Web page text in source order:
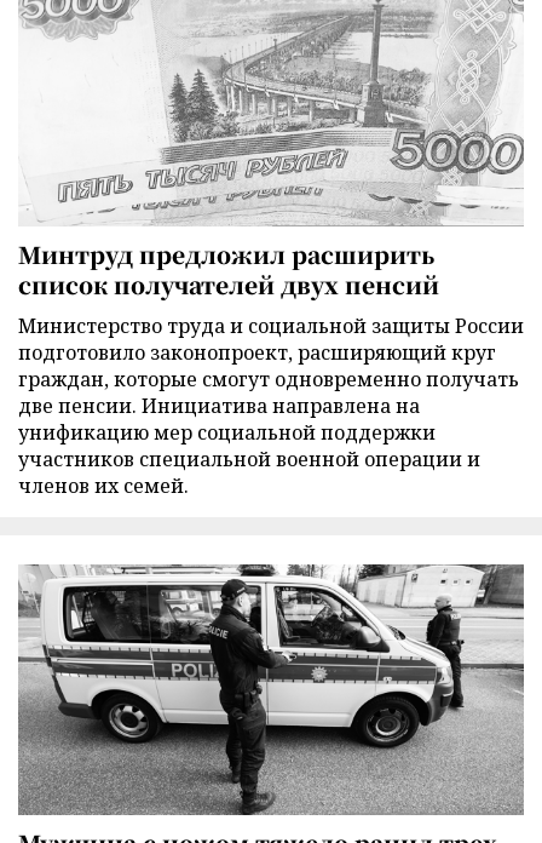
Минтруд предложил расширить
список получателей двух пенсий
Министерство труда и социальной защиты России
подготовило законопроект, расширяющий круг
граждан, которые смогут одновременно получать
две пенсии. Инициатива направлена на
унификацию мер социальной поддержки
участников специальной военной операции и
членов их семей.